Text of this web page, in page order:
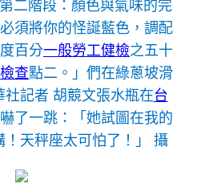
二階段：顏色與氣味的完
須將你的怪誕藍色，調配
百分一般勞工健檢之五十
查點二。」們在綠蔥坡滑
記者 胡競文張水瓶在台
了一跳：「她試圖在我的
天秤座太可怕了！」 攝